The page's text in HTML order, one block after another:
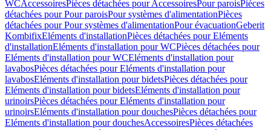
WCAccessoiresPièces détachées pour AccessoiresPour paroisPièces
détachées pour Pour paroisPour systèmes d'alimentationPièces
détachées pour Pour systèmes d'alimentationPour évacuationGeberit
KombifixEléments d'installationPièces détachées pour Eléments
d'installationEléments d'installation pour WCPièces détachées pour
Eléments d'installation pour WCEléments d'installation pour
lavabosPièces détachées pour Eléments d'installation pour
lavabosEléments d'installation pour bidetsPièces détachées pour
Eléments d'installation pour bidetsEléments d'installation pour
urinoirsPièces détachées pour Eléments d'installation pour
urinoirsEléments d'installation pour douchesPièces détachées pour
Eléments d'installation pour douchesAccessoiresPièces détachées